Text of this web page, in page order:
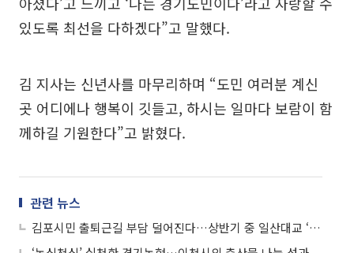
있도록 최선을 다하겠다”고 말했다.
김 지사는 신년사를 마무리하며 “도민 여러분 계신
곳 어디에나 행복이 깃들고, 하시는 일마다 보람이 함
께하길 기원한다”고 밝혔다.
관련 뉴스
김포시민 출퇴근길 부담 덜어진다…상반기 중 일산대교 ‘무료이용’